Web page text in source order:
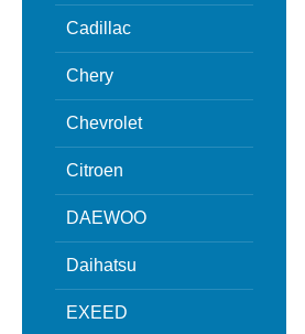
Cadillac
Chery
Chevrolet
Citroen
DAEWOO
Daihatsu
EXEED